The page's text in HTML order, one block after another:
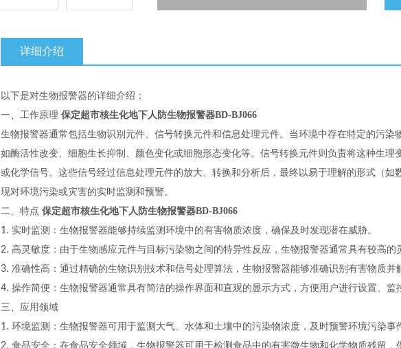
详细介绍
以下是对生物报警器的详细介绍：
一、工作原理 保定超市核生化地下人防生物报警器BD-BJ066
生物报警器通常包括生物识别元件、信号转换元件和信息处理元件。当环境中存在特定的污染
如酶活性改变、细胞生长抑制、颜色变化或细胞形态变化等。信号转换元件则负责将这种生理
或化学信号。这些信号经过信息处理元件的放大、转换和分析后，最终以易于理解的形式（如
现对环境污染或灾害的实时监测和预警。
二、特点 保定超市核生化地下人防生物报警器BD-BJ066
1. 实时监测：生物报警器能够持续监测环境中的有害物质浓度，确保及时发现潜在威胁。
2. 高灵敏度：由于生物感应元件与目标污染物之间的特异性反应，生物报警器通常具有较高的
3. 准确性高：通过精确的生物识别技术和信号处理算法，生物报警器能够准确识别有害物质并
4. 操作简便：生物报警器通常具有简洁的操作界面和直观的显示方式，方便用户进行设置、监
三、应用领域
1. 环境监测：生物报警器可用于监测大气、水体和土壤中的污染物浓度，及时预警环境污染事
食品安全：在食品安全领域，生物报警器可用于检测食品中的有害微生物和化学物质残留，